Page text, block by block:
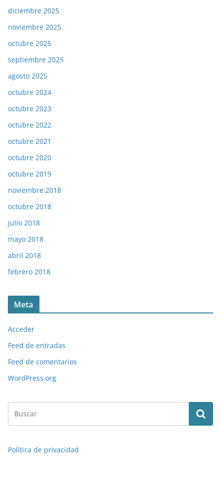
diciembre 2025
noviembre 2025
octubre 2025
septiembre 2025
agosto 2025
octubre 2024
octubre 2023
octubre 2022
octubre 2021
octubre 2020
octubre 2019
noviembre 2018
octubre 2018
julio 2018
mayo 2018
abril 2018
febrero 2018
Meta
Acceder
Feed de entradas
Feed de comentarios
WordPress.org
Política de privacidad